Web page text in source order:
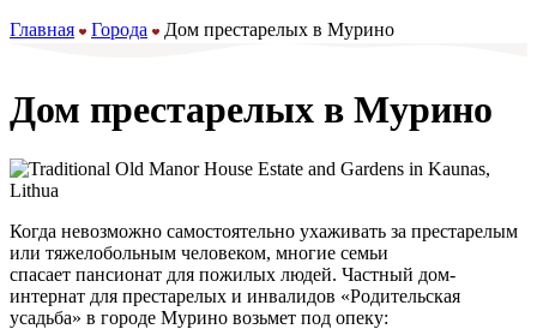
Главная
Города Дом престарелых в Мурино
Дом престарелых в Мурино
Когда невозможно самостоятельно ухаживать за престарелым
или тяжелобольным человеком, многие семьи
спасает пансионат для пожилых людей. Частный дом-
интернат для престарелых и инвалидов «Родительская
усадьба» в городе Мурино возьмет под опеку: